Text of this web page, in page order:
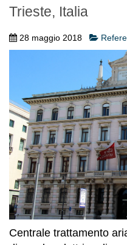
Trieste, Italia
28 maggio 2018
Centrale trattamento